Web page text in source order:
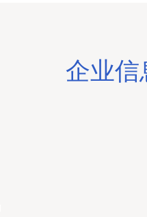
企业信